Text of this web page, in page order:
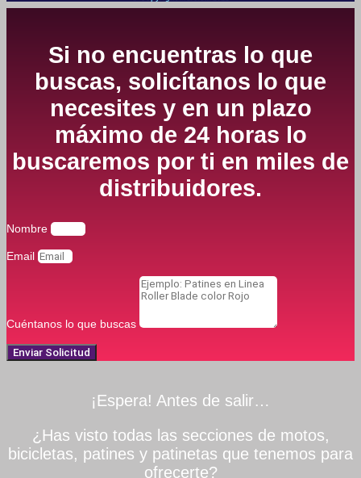
Si no encuentras lo que
buscas, solicítanos lo que
necesites y en un plazo
máximo de 24 horas lo
buscaremos por ti en miles de
distribuidores.
Nombre
Email
Cuéntanos lo que buscas
Enviar Solicitud
¡Espera! Antes de salir…
¿Has visto todas las secciones de motos,
bicicletas, patines y patinetas que tenemos para
ofrecerte?